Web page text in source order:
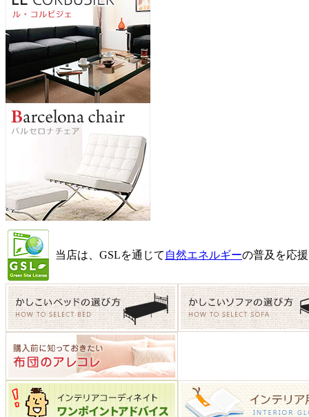
当店は、GSLを通じて 自然エネルギーの普及を応